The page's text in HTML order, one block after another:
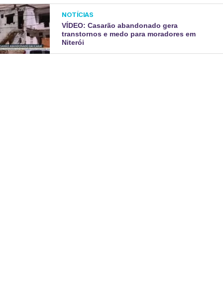
NOTÍCIAS
VÍDEO: Casarão abandonado gera
transtornos e medo para moradores em
Niterói